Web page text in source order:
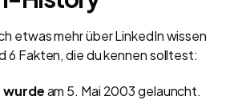
etwas mehr über LinkedIn wissen
6 Fakten, die du kennen solltest:
wurdeam 5. Mai 2003 gelauncht.